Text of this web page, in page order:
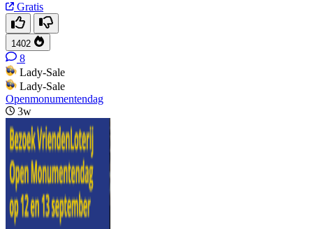
Gratis
1402
8
Lady-Sale
Lady-Sale
Openmonumentendag
3w